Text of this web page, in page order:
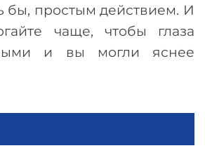
бы, простым действием. И
чаще, чтобы глаза
и вы могли яснее